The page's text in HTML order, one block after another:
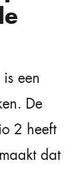
een
De
2 heeft
dat